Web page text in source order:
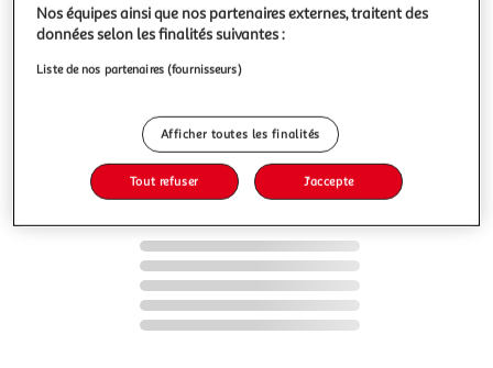
Choisir un magasin
Ajouter à une liste
Nos équipes ainsi que nos partenaires externes, traitent des
données selon les finalités suivantes :
Liste de nos partenaires (fournisseurs)
Afficher toutes les finalités
Tout refuser J'accepte